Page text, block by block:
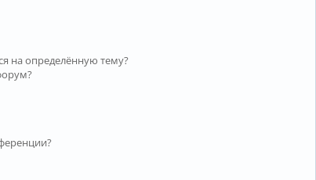
на определённую тему?